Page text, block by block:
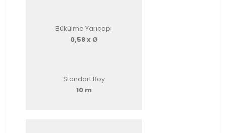
Bükülme Yarıçapı
0,58 x Ø
Standart Boy
10 m